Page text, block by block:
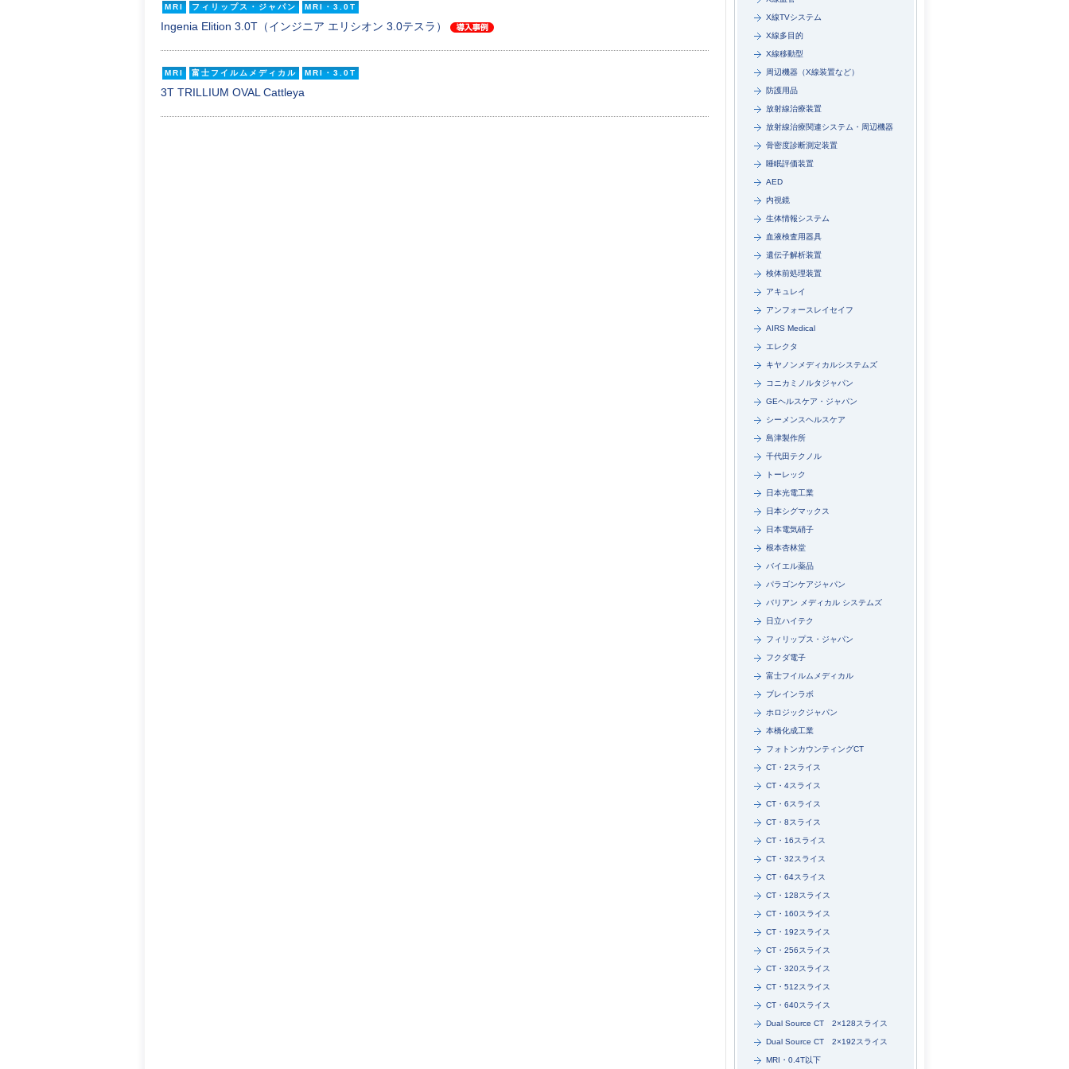
MRI フィリップス・ジャパン MRI・3.0T
Ingenia Elition 3.0T（インジニア エリシオン 3.0テスラ）
MRI 富士フイルムメディカル MRI・3.0T
3T TRILLIUM OVAL Cattleya
X線TVシステム
X線多目的
X線移動型
周辺機器（X線装置など）
防護用品
放射線治療装置
放射線治療関連システム・周辺機器
骨密度診断測定装置
睡眠評価装置
AED
内視鏡
生体情報システム
血液検査用器具
遺伝子解析装置
検体前処理装置
アキュレイ
アンフォースレイセイフ
AIRS Medical
エレクタ
キヤノンメディカルシステムズ
コニカミノルタジャパン
GEヘルスケア・ジャパン
シーメンスヘルスケア
島津製作所
千代田テクノル
トーレック
日本光電工業
日本シグマックス
日本電気硝子
根本杏林堂
バイエル薬品
パラゴンケアジャパン
バリアン メディカル システムズ
日立ハイテク
フィリップス・ジャパン
フクダ電子
富士フイルムメディカル
ブレインラボ
ホロジックジャパン
本橋化成工業
フォトンカウンティングCT
CT・2スライス
CT・4スライス
CT・6スライス
CT・8スライス
CT・16スライス
CT・32スライス
CT・64スライス
CT・128スライス
CT・160スライス
CT・192スライス
CT・256スライス
CT・320スライス
CT・512スライス
CT・640スライス
Dual Source CT 2×128スライス
Dual Source CT 2×192スライス
MRI・0.4T以下